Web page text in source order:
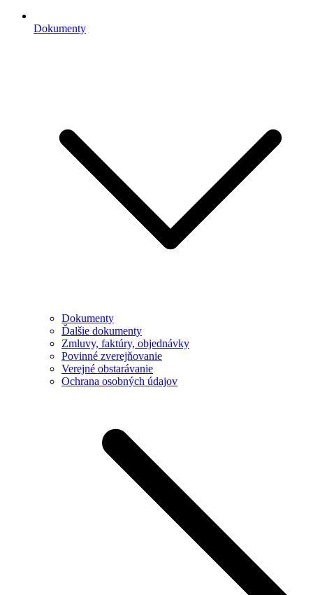
Dokumenty
Dokumenty
Ďalšie dokumenty
Zmluvy, faktúry, objednávky
Povinné zverejňovanie
Verejné obstarávanie
Ochrana osobných údajov